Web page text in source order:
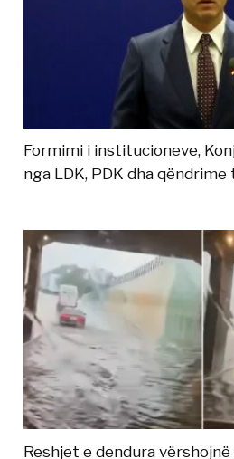
Formimi i institucioneve,
nga LDK, PDK dha
Reshjet e dendura